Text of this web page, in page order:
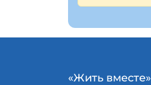
«Жить вместе»